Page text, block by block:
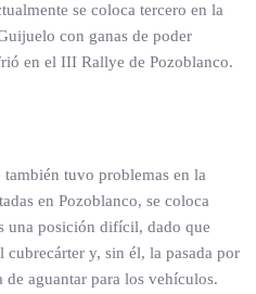
se coloca tercero en la
con ganas de poder
en el III Rallye de Pozoblanco.
también tuvo problemas en la
en Pozoblanco, se coloca
una posición difícil, dado que
cubrecárter y, sin él, la pasada por
de aguantar para los vehículos.